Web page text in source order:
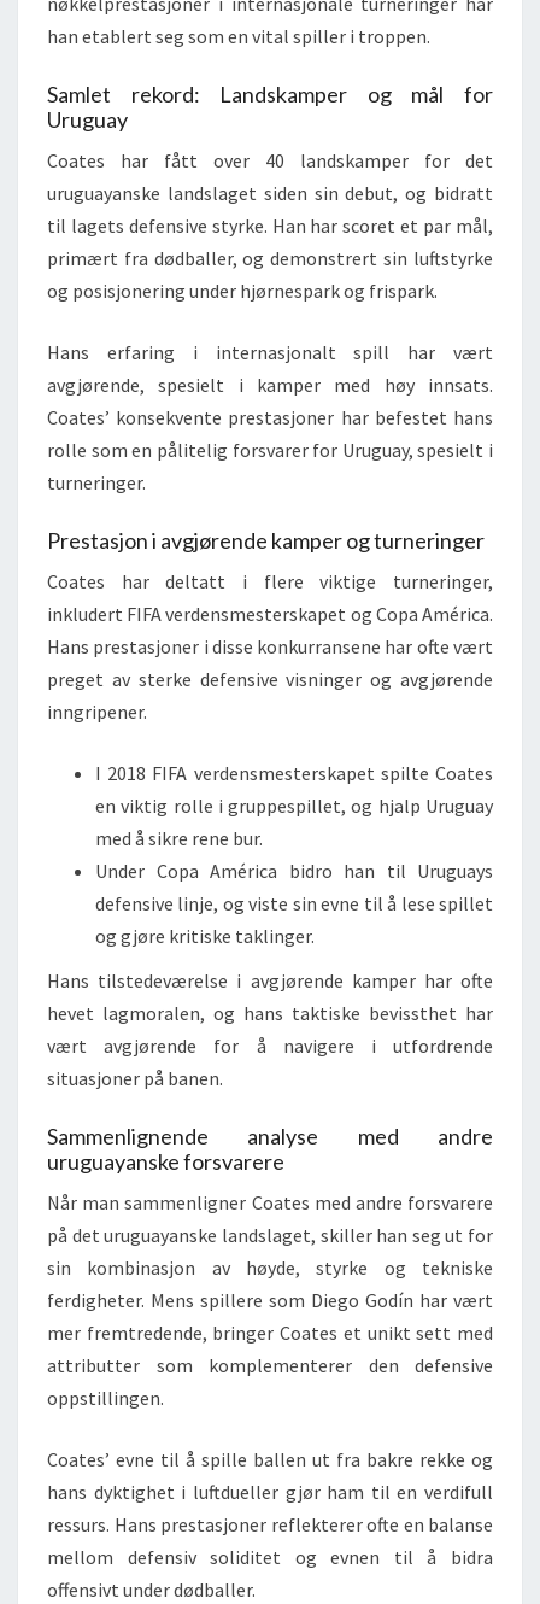
han etablert seg som en vital spiller i troppen.
Samlet rekord: Landskamper og mål for
Uruguay
Coates har fått over 40 landskamper for det
uruguayanske landslaget siden sin debut, og bidratt
til lagets defensive styrke. Han har scoret et par mål,
primært fra dødballer, og demonstrert sin luftstyrke
og posisjonering under hjørnespark og frispark.
Hans erfaring i internasjonalt spill har vært
avgjørende, spesielt i kamper med høy innsats.
Coates’ konsekvente prestasjoner har befestet hans
rolle som en pålitelig forsvarer for Uruguay, spesielt i
turneringer.
Prestasjon i avgjørende kamper og turneringer
Coates har deltatt i flere viktige turneringer,
inkludert FIFA verdensmesterskapet og Copa América.
Hans prestasjoner i disse konkurransene har ofte vært
preget av sterke defensive visninger og avgjørende
inngripener.
I 2018 FIFA verdensmesterskapet spilte Coates
en viktig rolle i gruppespillet, og hjalp Uruguay
med å sikre rene bur.
Under Copa América bidro han til Uruguays
defensive linje, og viste sin evne til å lese spillet
og gjøre kritiske taklinger.
Hans tilstedeværelse i avgjørende kamper har ofte
hevet lagmoralen, og hans taktiske bevissthet har
vært avgjørende for å navigere i utfordrende
situasjoner på banen.
Sammenlignende analyse med andre
uruguayanske forsvarere
Når man sammenligner Coates med andre forsvarere
på det uruguayanske landslaget, skiller han seg ut for
sin kombinasjon av høyde, styrke og tekniske
ferdigheter. Mens spillere som Diego Godín har vært
mer fremtredende, bringer Coates et unikt sett med
attributter som komplementerer den defensive
oppstillingen.
Coates’ evne til å spille ballen ut fra bakre rekke og
hans dyktighet i luftdueller gjør ham til en verdifull
ressurs. Hans prestasjoner reflekterer ofte en balanse
mellom defensiv soliditet og evnen til å bidra
offensivt under dødballer.